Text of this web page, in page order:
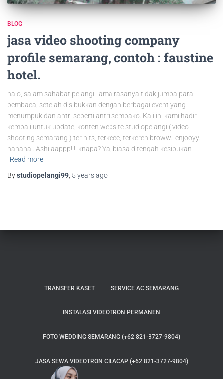
BLOG
jasa video shooting company
profile semarang, contoh : faustine
hotel.
halo, salam sahabat pelangi. lama rasanya tidak jumpa para
pembaca, setelah disibukkan dengan berbagai event yang
menumpuk dan antri seperti antri sembako. Kali ini kami hadir
kembali untuk update, konten website studiopelangi ( video
shooting semarang ) ter hits, terkece, terkeren broww.. enjooyy..
hahaha.. Ashiiaappp!!!! knapa? Ya, biasa ditengah kesibukan
Read more
Bystudiopelangi99, 5 yearsago
TRANSFER KASET SERVICE AC SEMARANG
INSTALASI VIDEOTRON PERMANEN
FOTO WEDDING SEMARANG (+62 821-3727-9804)
JASA SEWA VIDEOTRON CILACAP (+62 821-3727-9804)